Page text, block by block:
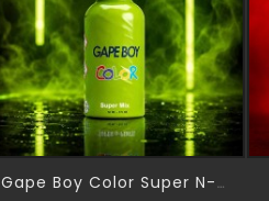
Gape Boy Color Super N-Pentyl 30ml